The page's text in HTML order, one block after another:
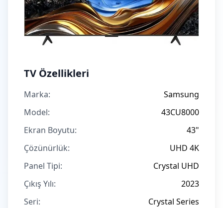
TV Özellikleri
Marka:
Samsung
Model:
43CU8000
Ekran Boyutu:
43"
Çözünürlük:
UHD 4K
Panel Tipi:
Crystal UHD
Çıkış Yılı:
2023
Seri:
Crystal Series